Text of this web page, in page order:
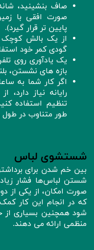
صاف بنشینید،
صورت افقی با
پایین تر قرار گیرد).
از یک بالش کوچک
گودی کمر خود
یک یادآوری روی
بازه های نشستن،
اگر کار شما به
رایانه نیاز دارد،
تنظیم استفاده
طور متناوب در طول
شستشوی لباس
بین خم شدن برای
شستن لباس‌ها فشار
صورت امکان، از یکی از
که در انجام این کار
شود همچنین بسیاری
منظمی ارائه می دهند.